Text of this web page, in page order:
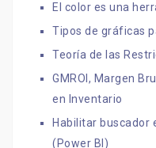
El color es una
Tipos de gráficas
Teoría de las
GMROI, Margen
en Inventario
Habilitar buscador
(Power BI)